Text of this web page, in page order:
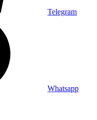
Telegram
Whatsapp